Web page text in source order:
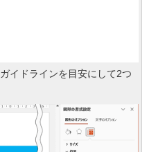
イドラインを目安にして2つ